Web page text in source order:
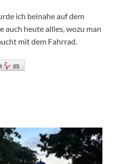
ich beinahe auf dem
auch heute allles, wozu man
mit dem Fahrrad.
(0)